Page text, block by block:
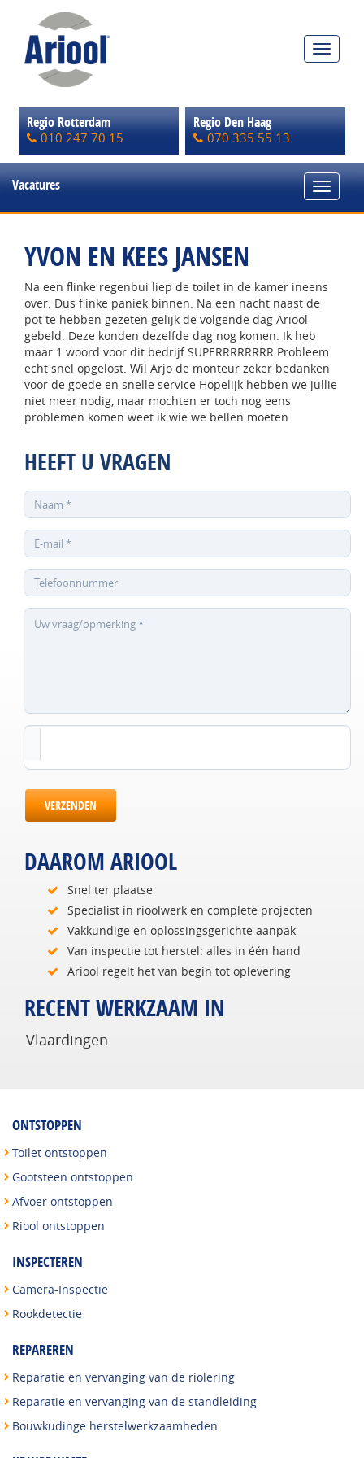
Toggle
Regio Rotterdam
010 247 70 15
Regio Den Haag
070 335 55 13
Vacatures
Toggle
YVON EN KEES JANSEN
Na een flinke regenbui liep de toilet in de kamer ineens
over. Dus flinke paniek binnen. Na een nacht naast de
pot te hebben gezeten gelijk de volgende dag Ariool
gebeld. Deze konden dezelfde dag nog komen. Ik heb
maar 1 woord voor dit bedrijf SUPERRRRRRRR Probleem
echt snel opgelost. Wil Arjo de monteur zeker bedanken
voor de goede en snelle service Hopelijk hebben we jullie
niet meer nodig, maar mochten er toch nog eens
problemen komen weet ik wie we bellen moeten.
HEEFT U VRAGEN
VERZENDEN
DAAROM ARIOOL
Snel ter plaatse
Specialist in rioolwerk en complete projecten
Vakkundige en oplossingsgerichte aanpak
Van inspectie tot herstel: alles in één hand
Ariool regelt het van begin tot oplevering
RECENT WERKZAAM IN
Vlaardingen
ONTSTOPPEN
Toilet ontstoppen
Gootsteen ontstoppen
Afvoer ontstoppen
Riool ontstoppen
INSPECTEREN
Camera-Inspectie
Rookdetectie
REPAREREN
Reparatie en vervanging van de riolering
Reparatie en vervanging van de standleiding
Bouwkudinge herstelwerkzaamheden